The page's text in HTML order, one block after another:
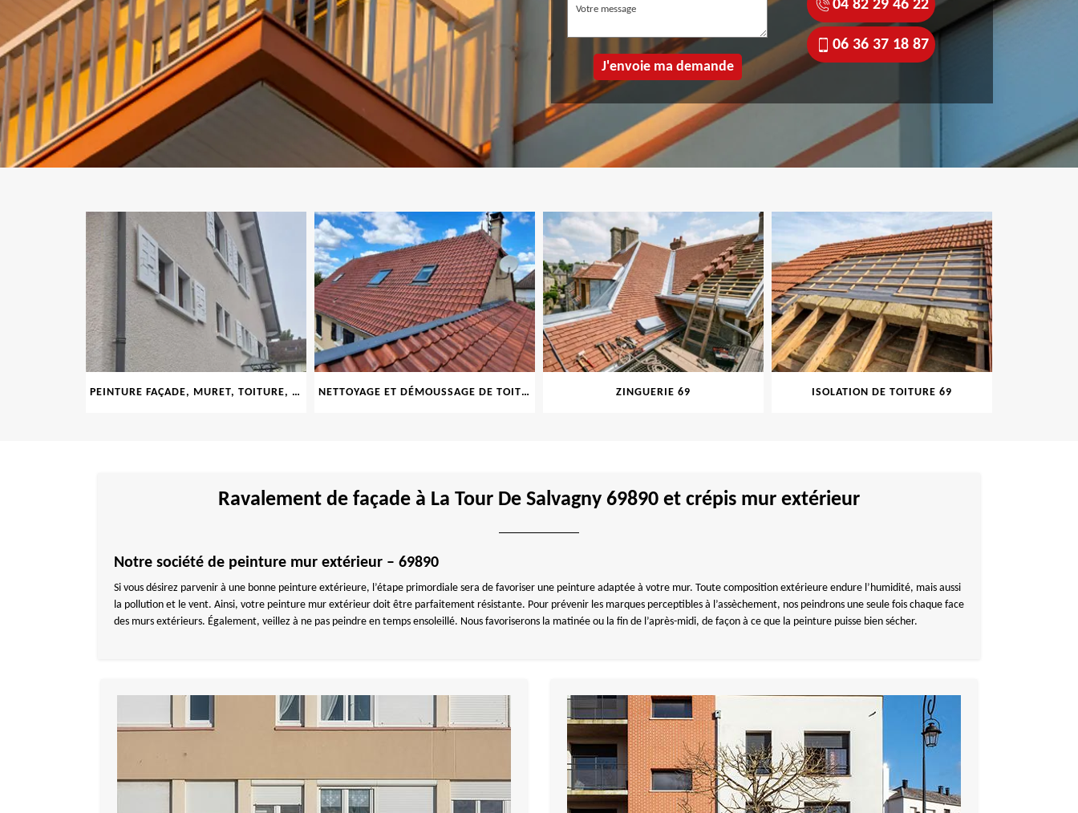
04 82 29 46 22
06 36 37 18 87
PEINTURE FAÇADE, MURET, TOITURE, BOISERIE, FERRONERIE, GOUTTIÈRE 69 NETTOYAGE ET DÉMOUSSAGE DE TOITURE ET FAÇADE 69 ZINGUERIE 69 ISOLATION DE TOITURE 69
Ravalement de façade à La Tour De Salvagny 69890 et crépis mur extérieur
Notre société de peinture mur extérieur – 69890
Si vous désirez parvenir à une bonne peinture extérieure, l’étape primordiale sera de favoriser une peinture adaptée à votre mur. Toute composition extérieure endure l’humidité, mais aussi
la pollution et le vent. Ainsi, votre peinture mur extérieur doit être parfaitement résistante. Pour prévenir les marques perceptibles à l’assèchement, nos peindrons une seule fois chaque face
des murs extérieurs. Également, veillez à ne pas peindre en temps ensoleillé. Nous favoriserons la matinée ou la fin de l’après-midi, de façon à ce que la peinture puisse bien sécher.